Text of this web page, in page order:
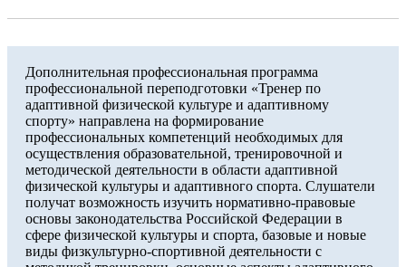
Дополнительная профессиональная программа
профессиональной переподготовки «Тренер по
адаптивной физической культуре и адаптивному
спорту» направлена на формирование
профессиональных компетенций необходимых для
осуществления образовательной, тренировочной и
методической деятельности в области адаптивной
физической культуры и адаптивного спорта. Слушатели
получат возможность изучить нормативно-правовые
основы законодательства Российской Федерации в
сфере физической культуры и спорта, базовые и новые
виды физкультурно-спортивной деятельности с